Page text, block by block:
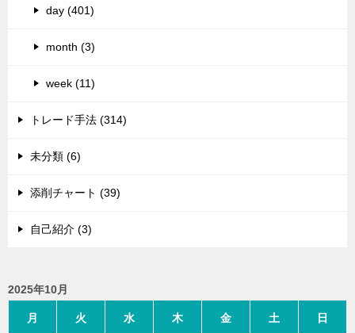
day (401)
month (3)
week (11)
トレード手法 (314)
未分類 (6)
添削チャート (39)
自己紹介 (3)
2025年10月
月 火 水 木 金 土 日